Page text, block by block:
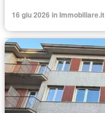
16 giu 2026 in Immobiliare.it